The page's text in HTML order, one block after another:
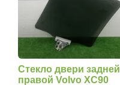
Стекло двери задней
правой Volvo XC90